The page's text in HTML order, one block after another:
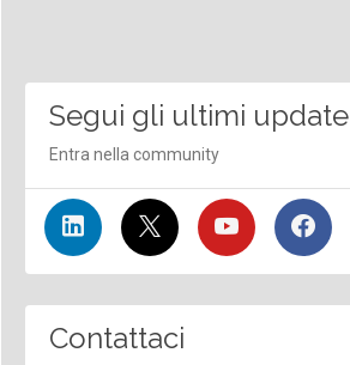
Segui gli ultimi update
Entra nella community
Contattaci